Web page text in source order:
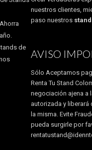
Ahorra
de
nuestros clientes,
paso nuestros
AVISO
Sólo Aceptamos
Renta Tu Stand
negociación ajena a
autorizada y
la misma. Evite
pueda surgirle por